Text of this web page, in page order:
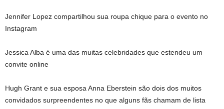
Jennifer Lopez compartilhou sua roupa chique para o evento no
Instagram
Jessica Alba é uma das muitas celebridades que estendeu um
convite online
Hugh Grant e sua esposa Anna Eberstein são dois dos muitos
convidados surpreendentes no que alguns fãs chamam de lista